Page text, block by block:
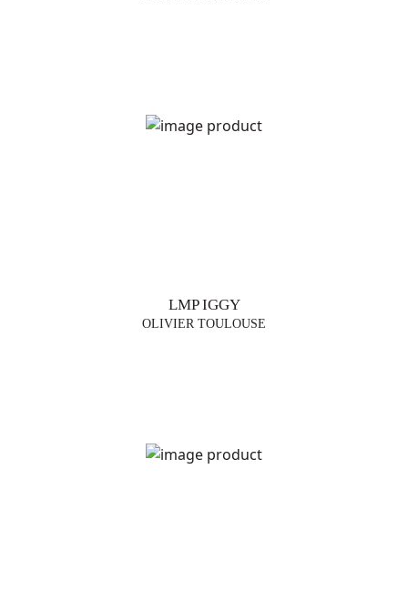
LMP IGGY
OLIVIER TOULOUSE